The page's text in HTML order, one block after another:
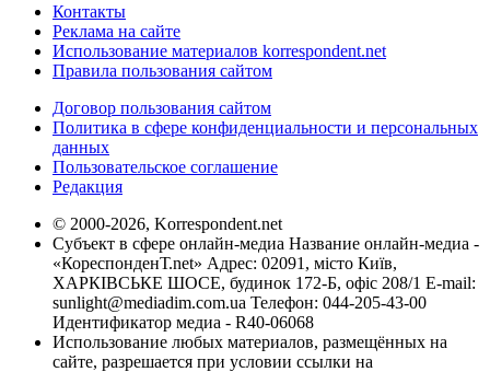
Контакты
Реклама на сайте
Использование материалов korrespondent.net
Правила пользования сайтом
Договор пользования сайтом
Политика в сфере конфиденциальности и персональных
данных
Пользовательское соглашение
Редакция
© 2000-2026, Korrespondent.net
Субъект в сфере онлайн-медиа Название онлайн-медиа -
«КореспонденТ.net» Адрес: 02091, місто Київ,
ХАРКІВСЬКЕ ШОСЕ, будинок 172-Б, офіс 208/1 E-mail:
sunlight@mediadim.com.ua Телефон: 044-205-43-00
Идентификатор медиа - R40-06068
Использование любых материалов, размещённых на
сайте, разрешается при условии ссылки на